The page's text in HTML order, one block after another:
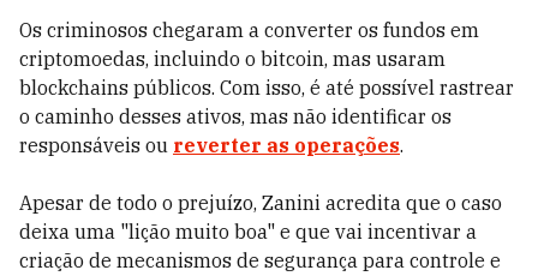
Os criminosos chegaram a converter os fundos em
criptomoedas, incluindo o bitcoin, mas usaram
blockchains públicos. Com isso, é até possível rastrear
o caminho desses ativos, mas não identificar os
responsáveis ou reverter as operações.
Apesar de todo o prejuízo, Zanini acredita que o caso
deixa uma "lição muito boa" e que vai incentivar a
criação de mecanismos de segurança para controle e